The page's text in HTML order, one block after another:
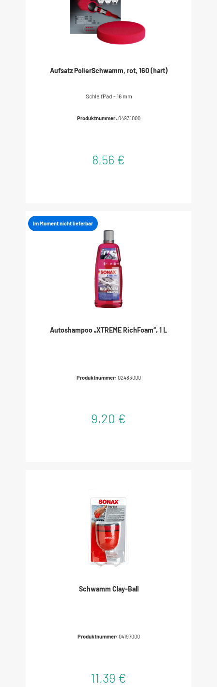
Aufsatz PolierSchwamm, rot, 160 (hart)
SchleifPad - 16 mm
Produktnummer: 04931000
8,56 €
Im Moment nicht lieferbar
Autoshampoo „XTREME RichFoam“, 1 L
Produktnummer: 02483000
9,20 €
Schwamm Clay-Ball
Produktnummer: 04197000
11,39 €